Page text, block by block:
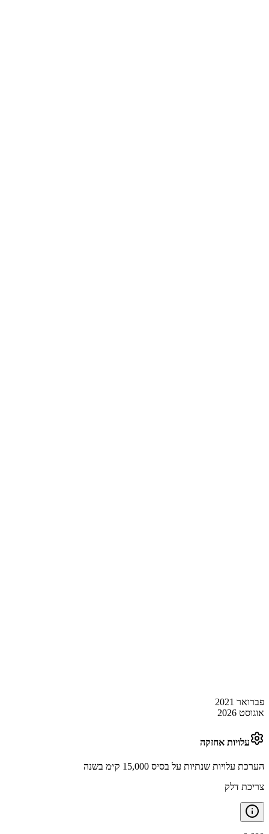
פברואר 2021
אוגוסט 2026
עלויות אחזקה
הערכת עלויות שנתיות על בסיס 15,000 ק״מ בשנה
צריכת דלק